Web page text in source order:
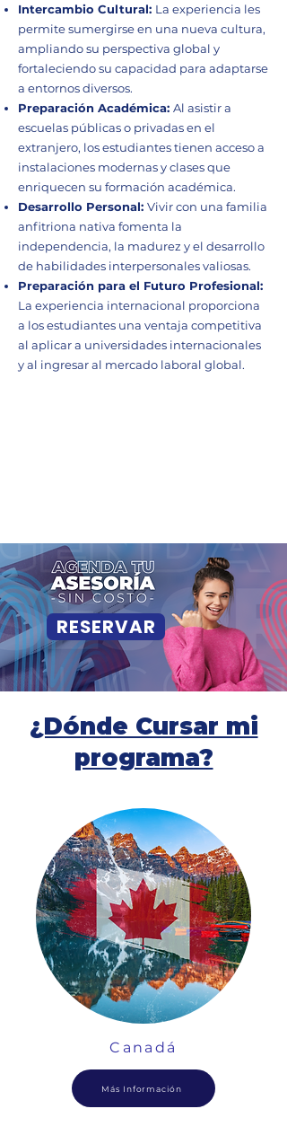
Intercambio Cultural: La experiencia les
permite sumergirse en una nueva cultura,
ampliando su perspectiva global y
fortaleciendo su capacidad para adaptarse
a entornos diversos.
Preparación Académica: Al asistir a
escuelas públicas o privadas en el
extranjero, los estudiantes tienen acceso a
instalaciones modernas y clases que
enriquecen su formación académica.
Desarrollo Personal: Vivir con una familia
anfitriona nativa fomenta la
independencia, la madurez y el desarrollo
de habilidades interpersonales valiosas.
Preparación para el Futuro Profesional:
La experiencia internacional proporciona
a los estudiantes una ventaja competitiva
al aplicar a universidades internacionales
y al ingresar al mercado laboral global.
RESERVAR
¿Dónde Cursar mi
programa?
Canadá
Más Información